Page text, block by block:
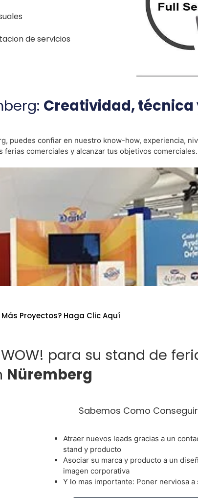
de servicios
Creatividad, técnica
puedes confiar en nuestro know-how, experiencia,
ferias comerciales y alcanzar tus objetivos comerciales.
Más Proyectos? Haga Clic Aquí
para su stand de
Nüremberg
Sabemos Como
Atraer nuevos leads gracias a un
stand y producto
Asociar su marca y producto a un
imagen corporativa
Y lo mas importante: Poner nerviosa